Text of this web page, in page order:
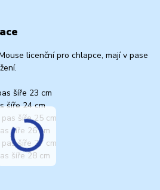
licenční pro chlapce, mají v pase
šíře 23 cm
šíře 24 cm
šíře 25 cm
šíře 26 cm
šíře 27 cm
šíře 28 cm